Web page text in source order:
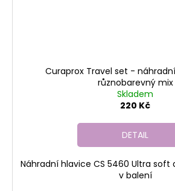
Curaprox Travel set -
různobarevný mix
Skladem
220 Kč
DETAIL
Náhradní hlavice CS 5460 Ultra soft
v balení